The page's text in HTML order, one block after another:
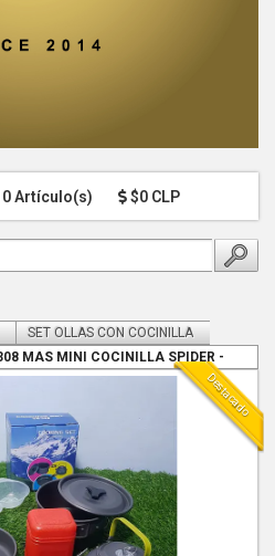
Artículo(s) $0 CLP
SET OLLAS CON COCINILLA
MAS MINI COCINILLA SPIDER -
Destacado